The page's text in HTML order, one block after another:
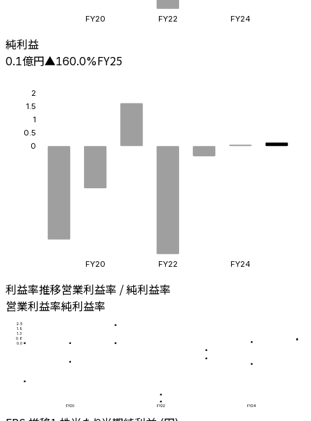
FY20 FY22 FY24
純利益
0.1億円▲160.0%FY25
0
0.5
1
1.5
2
FY20 FY22 FY24
利益率推移営業利益率 / 純利益率
営業利益率純利益率
0.0
0.6
1.3
1.9
2.5
FY20 FY22 FY24